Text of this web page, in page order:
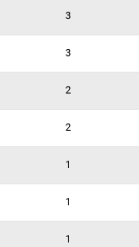
3
3
2
2
1
1
1